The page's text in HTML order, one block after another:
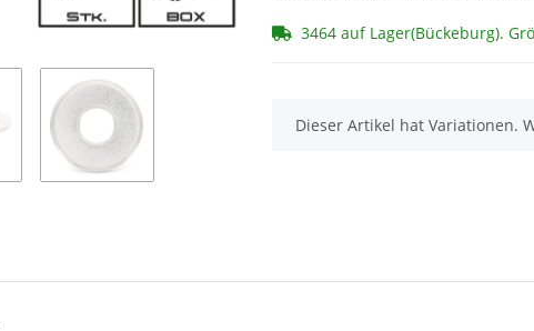
3464 auf Lager(Bückeburg).
x
Dieser Artikel hat Variationen.